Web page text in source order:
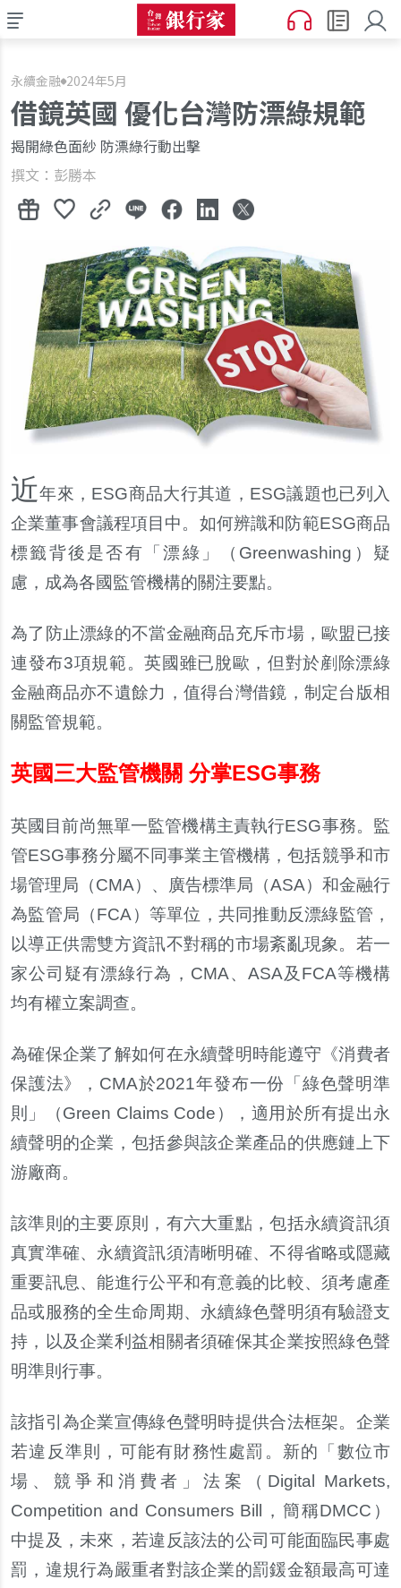
永續金融 2024年5月
借鏡英國 優化台灣防漂綠規範
揭開綠色面紗 防漂綠行動出擊
撰文：彭勝本
近年來， ESG商品大行其道， ESG議題也已列入
企業董事會議程項目中。如何辨識和防範ESG商品
標籤背後是否有「漂綠」（ Greenwashing ）疑
慮，成為各國監管機構的關注要點。
為了防止漂綠的不當金融商品充斥市場，歐盟已接
連發布3項規範。英國雖已脫歐，但對於剷 除漂綠
金融商品亦不遺餘力， 值得台灣借鏡，制定台版相
關監管規範。
英國三大監管機關 分掌ESG事務
英國目前尚無單一監管機構主責執行ESG事務。監
管ESG事務分屬不同事業主管機構，包括競爭和市
場管理局（CMA）、廣告標準局（ASA）和金融行
為監管局（FCA ）等單位，共同推動反漂綠監管，
以導正供需雙方資訊不對稱的市場紊亂現象。若一
家公司疑有漂綠行為， CMA、 ASA及 FCA等機構
均有權立案調查。
為確保企業了解如何在永續聲明時能遵守《消費者
保護法》， CMA於2021年發布一份
「綠色聲明準
則」（Green Claims Code ），適用於所有提出永
續聲明的企業，包括參與該企業產品的供應鏈上下
游廠商。
該準則的主要原則，有六大重點，包括永續資訊須
真實準確、永續資訊須清晰明確、不得省略或隱藏
重要訊息、能進行公平和有意義的比較、須考慮產
品或服務的全生命周期、永續綠色聲明須有驗證支
持，以及企業利益相關者須確保其企業按照綠色聲
明準則行事。
該指引為企業宣傳綠色聲明時提供合法框架。企業
若違反準則，可能有財務性處罰。新的「數位市
場、競爭和消費者」法案（ Digital Markets,
Competition and Consumers Bill ，簡稱DMCC ）
中提及，未來，若違反該法的公司可能面臨民事處
罰，違規行為嚴重者對該企業的罰鍰金額最高可達